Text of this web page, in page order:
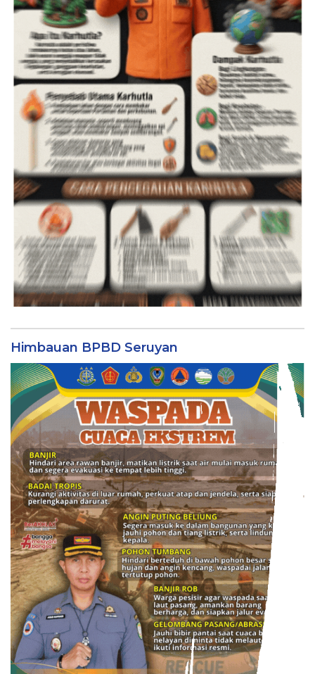
Himbauan BPBD Seruyan